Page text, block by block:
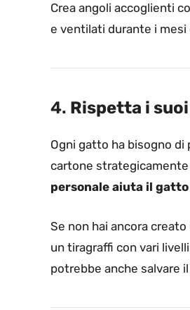
Crea angoli accoglienti
e ventilati durante i
4. Rispetta i
Ogni gatto ha bisogno
cartone strategicamente
personale aiuta il
Se non hai ancora
un tiragraffi con vari
potrebbe anche salvare